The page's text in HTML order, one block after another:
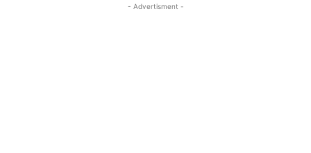
- Advertisment -